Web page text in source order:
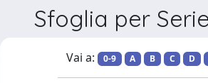
Sfoglia per
Vai a: 0-9 A B C D